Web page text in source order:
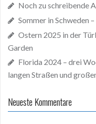
Noch zu schreibende
Sommer in Schweden
Ostern 2025 in der
Garden
Florida 2024 – drei
langen Straßen und
Neueste Kommentare